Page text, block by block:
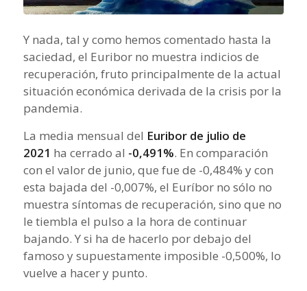
Y nada, tal y como hemos comentado hasta la
saciedad, el Euribor no muestra indicios de
recuperación, fruto principalmente de la actual
situación económica derivada de la crisis por la
pandemia.
La media mensual del Euribor de julio de
2021 ha cerrado al -0,491%. En comparación
con el valor de junio, que fue de -0,484% y con
esta bajada del -0,007%, el Euríbor no sólo no
muestra síntomas de recuperación, sino que no
le tiembla el pulso a la hora de continuar
bajando. Y si ha de hacerlo por debajo del
famoso y supuestamente imposible -0,500%, lo
vuelve a hacer y punto.